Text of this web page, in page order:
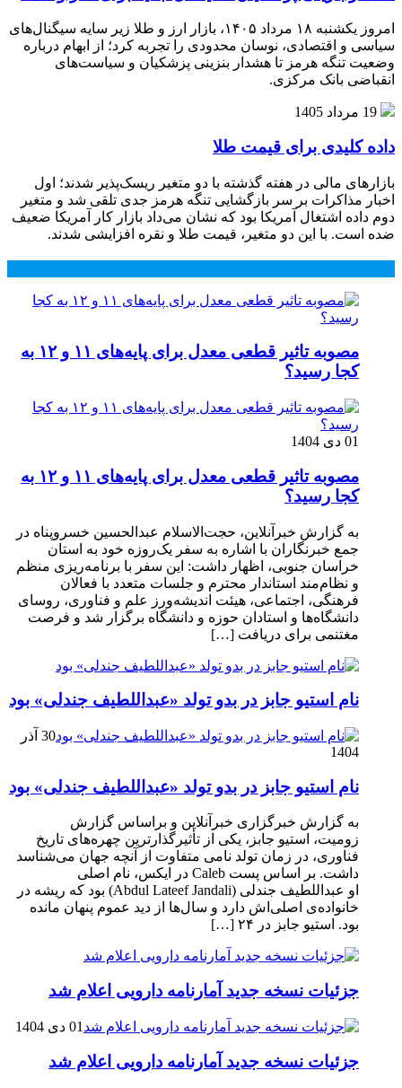
امروز یکشنبه ۱۸ مرداد ۱۴۰۵، بازار ارز و طلا زیر سایه سیگنال‌های
سیاسی و اقتصادی، نوسان محدودی را تجربه کرد؛ از ابهام درباره
وضعیت تنگه هرمز تا هشدار بنزینی پزشکیان و سیاست‌های
انقباضی بانک مرکزی.
19 مرداد 1405
داده کلیدی برای قیمت طلا
بازارهای مالی در هفته گذشته با دو متغیر ریسک‌پذیر شدند؛ اول
اخبار مذاکرات بر سر بازگشایی تنگه هرمز جدی تلقی شد و متغیر
دوم داده اشتغال آمریکا بود که نشان می‌داد بازار کار آمریکا ضعیف
ضده است. با این دو متغیر، قیمت طلا و نقره افزایشی شدند.
مصوبه تاثیر قطعی معدل برای پایه‌های ۱۱ و ۱۲ به
کجا رسید؟
01 دی 1404
مصوبه تاثیر قطعی معدل برای پایه‌های ۱۱ و ۱۲ به
کجا رسید؟
به گزارش خبرآنلاین، حجت‌الاسلام عبدالحسین خسروپناه در
جمع خبرنگاران با اشاره به سفر یک‌روزه خود به استان
خراسان جنوبی، اظهار داشت: این سفر با برنامه‌ریزی منظم
و نظام‌مند استاندار محترم و جلسات متعدد با فعالان
فرهنگی، اجتماعی، هیئت اندیشه‌ورز علم و فناوری، روسای
دانشگاه‌ها و استادان حوزه و دانشگاه برگزار شد و فرصت
مغتنمی برای دریافت […]
نام استیو جابز در بدو تولد «عبداللطیف جندلی» بود
30 آذر
1404
نام استیو جابز در بدو تولد «عبداللطیف جندلی» بود
به گزارش خبرگزاری خبرآنلاین و براساس گزارش
زومیت، استیو جابز، یکی از تأثیرگذارترین چهره‌های تاریخ
فناوری، در زمان تولد نامی متفاوت از آنچه جهان می‌شناسد
داشت. بر اساس پست Caleb در ایکس، نام اصلی
او عبداللطیف جندلی (Abdul Lateef Jandali) بود که ریشه در
خانواده‌ی اصلی‌اش دارد و سال‌ها از دید عموم پنهان مانده
بود. استیو جابز در ۲۴ […]
جزئیات نسخه جدید آمارنامه دارویی اعلام شد
01 دی 1404
جزئیات نسخه جدید آمارنامه دارویی اعلام شد